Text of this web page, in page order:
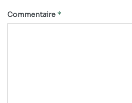
Commentaire *